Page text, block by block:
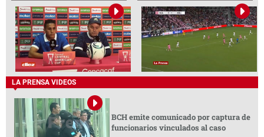
LA PRENSA VIDEOS
BCH emite comunicado por captura de
funcionarios vinculados al caso